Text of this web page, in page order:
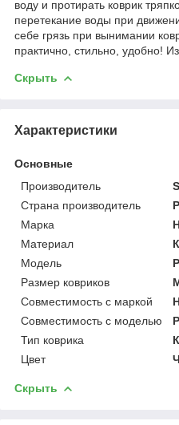
воду и протирать коврик
перетекание воды при
себе грязь при вынимании
практично, стильно, удобно!
Скрыть
Характеристики
Основные
Производитель
Страна производитель
Марка
Материал
Модель
Размер ковриков
Совместимость с маркой
Совместимость с моделью
Тип коврика
Цвет
Скрыть